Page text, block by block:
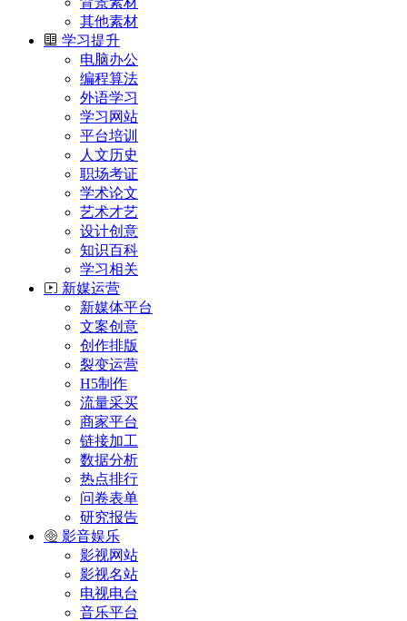
其他素材
学习提升
电脑办公
编程算法
外语学习
学习网站
平台培训
人文历史
职场考证
学术论文
艺术才艺
设计创意
知识百科
学习相关
新媒运营
新媒体平台
文案创意
创作排版
裂变运营
H5制作
流量采买
商家平台
链接加工
数据分析
热点排行
问卷表单
研究报告
影音娱乐
影视网站
影视名站
电视电台
音乐平台